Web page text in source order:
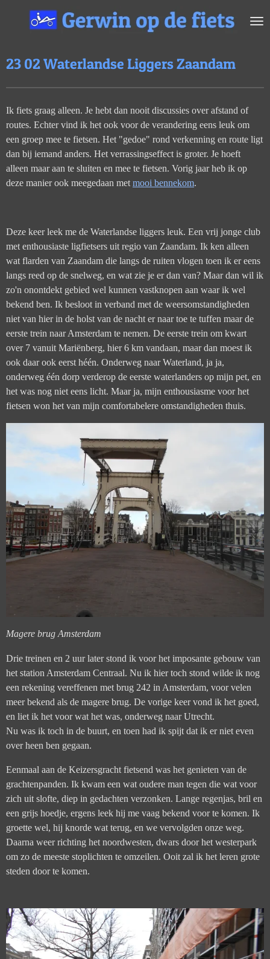
direct
de
hoofdinhoud
23 02 Waterlandse Liggers Zaandam
Ik fiets graag alleen. Je hebt dan nooit discussies over afstand of
routes. Echter vind ik het ook voor de verandering eens leuk om
een groep mee te fietsen. Het "gedoe" rond verkenning en route ligt
dan bij iemand anders. Het verrassingseffect is groter. Je hoeft
alleen maar aan te sluiten en mee te fietsen. Vorig jaar heb ik op
deze manier ook meegedaan metmooi bennekom.
Deze keer leek me de Waterlandse liggers leuk. Een vrij jonge club
met enthousiaste ligfietsers uit regio van Zaandam. Ik ken alleen
wat flarden van Zaandam die langs de ruiten vlogen toen ik er eens
langs reed op de snelweg, en wat zie je er dan van? Maar dan wil ik
zo'n onontdekt gebied wel kunnen vastknopen aan waar ik wel
bekend ben. Ik besloot in verband met de weersomstandigheden
niet van hier in de holst van de nacht er naar toe te tuffen maar de
eerste trein naar Amsterdam te nemen. De eerste trein om kwart
over 7 vanuit Mariënberg, hier 6 km vandaan, maar dan moest ik
ook daar ook eerst héén. Onderweg naar Waterland, ja ja,
onderweg één dorp verderop de eerste waterlanders op mijn pet, en
het was nog niet eens licht. Maar ja, mijn enthousiasme voor het
fietsen won het van mijn comfortabelere omstandigheden thuis.
Magere brug Amsterdam
Drie treinen en 2 uur later stond ik voor het imposante gebouw van
het station Amsterdam Centraal. Nu ik hier toch stond wilde ik nog
een rekening vereffenen met brug 242 in Amsterdam, voor velen
meer bekend als de magere brug. De vorige keer vond ik het goed,
en liet ik het voor wat het was, onderweg naar Utrecht.
Nu was ik toch in de buurt, en toen had ik spijt dat ik er niet even
over heen ben gegaan.
Eenmaal aan de Keizersgracht fietsend was het genieten van de
grachtenpanden. Ik kwam een wat oudere man tegen die wat voor
zich uit slofte, diep in gedachten verzonken. Lange regenjas, bril en
een grijs hoedje, ergens leek hij me vaag bekend voor te komen. Ik
groette wel, hij knorde wat terug, en we vervolgden onze weg.
Daarna weer richting het noordwesten, dwars door het westerpark
om zo de meeste stoplichten te omzeilen. Ooit zal ik het leren grote
steden door te komen.